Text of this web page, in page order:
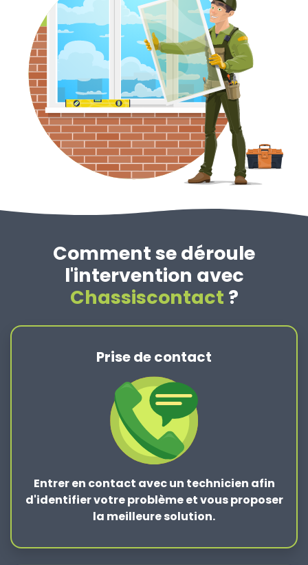
Comment se déroule
l'intervention avec
Chassiscontact ?
Prise de contact
Entrer en contact avec un technicien afin
d'identifier votre problème et vous proposer
la meilleure solution.